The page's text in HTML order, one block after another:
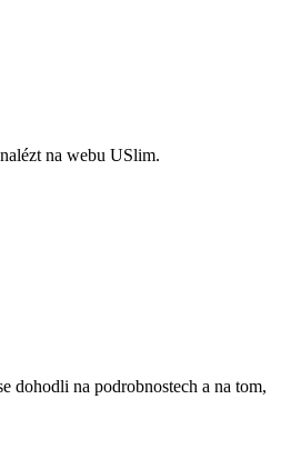
na webu USlim.
dohodli na podrobnostech a na tom,